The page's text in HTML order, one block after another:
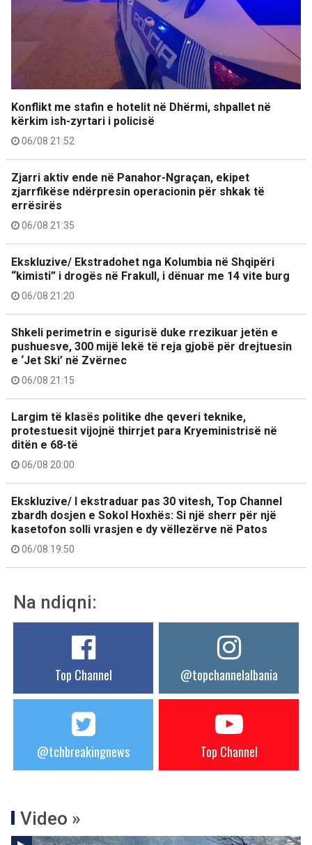
Konflikt me stafin e hotelit në Dhërmi, shpallet në
kërkim ish-zyrtari i policisë
06/08 21:52
Zjarri aktiv ende në Panahor-Ngraçan, ekipet
zjarrfikëse ndërpresin operacionin për shkak të
errësirës
06/08 21:35
Ekskluzive/ Ekstradohet nga Kolumbia në Shqipëri
“kimisti” i drogës në Frakull, i dënuar me 14 vite burg
06/08 21:20
Shkeli perimetrin e sigurisë duke rrezikuar jetën e
pushuesve, 300 mijë lekë të reja gjobë për drejtuesin
e ‘Jet Ski’ në Zvërnec
06/08 21:15
Largim të klasës politike dhe qeveri teknike,
protestuesit vijojnë thirrjet para Kryeministrisë në
ditën e 68-të
06/08 20:00
Ekskluzive/ I ekstraduar pas 30 vitesh, Top Channel
zbardh dosjen e Sokol Hoxhës: Si një sherr për një
kasetofon solli vrasjen e dy vëllezërve në Patos
06/08 19:50
Na ndiqni:
Top Channel @topchannelalbania
@tchbreakingnews Top Channel
Video »